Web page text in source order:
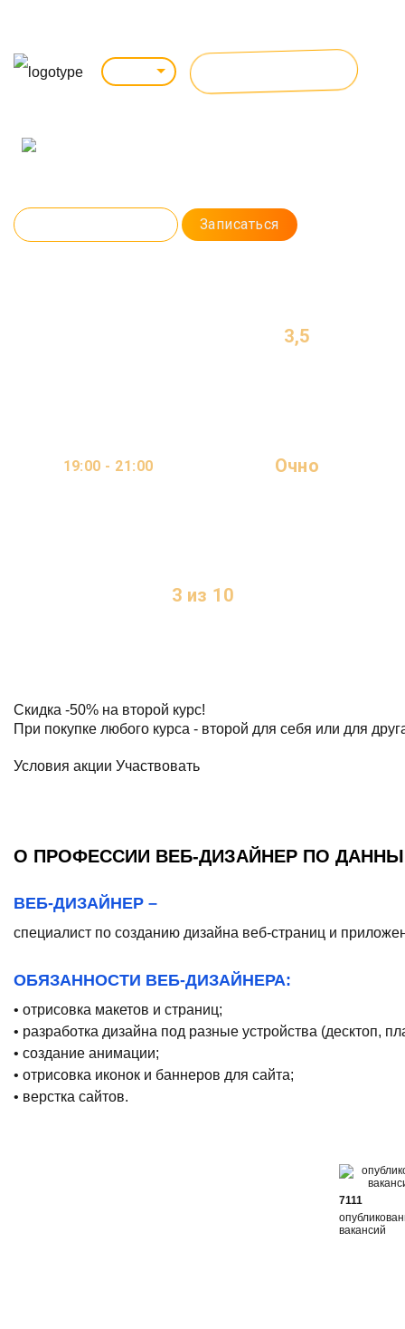
Записаться
3,5
19:00 - 21:00
Очно
3 из 10
Скидка -50% на второй курс!
При покупке любого курса - второй для себя или для
Условия акции Участвовать
О ПРОФЕССИИ ВЕБ-ДИЗАЙНЕР ПО ДАННЫМ
ВЕБ-ДИЗАЙНЕР –
специалист по созданию дизайна веб-страниц и
ОБЯЗАННОСТИ ВЕБ-ДИЗАЙНЕРА:
• отрисовка макетов и страниц;
• разработка дизайна под разные устройства (десктоп,
• создание анимации;
• отрисовка иконок и баннеров для сайта;
• верстка сайтов.
7111
вакансий